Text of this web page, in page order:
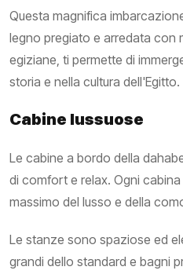
Questa magnifica
legno pregiato e arredata con
egiziane, ti permette di
storia e nella cultura dell'Egitto.
Cabine lussuose
Le cabine a bordo della
di comfort e relax. Ogni
massimo del lusso e della
Le stanze sono spaziose ed
grandi dello standard e bagni